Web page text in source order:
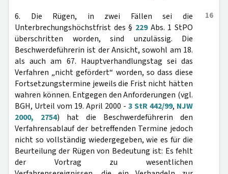
16
6. Die Rügen, in zwei Fällen sei die
Unterbrechungshöchstfrist des § 229Abs. 1 StPO
überschritten worden, sind unzulässig. Die
Beschwerdeführerin ist der Ansicht, sowohl am 18.
als auch am 67. Hauptverhandlungstag sei das
Verfahren „nicht gefördert“ worden, so dass diese
Fortsetzungstermine jeweils die Frist nicht hätten
wahren können. Entgegen den Anforderungen (vgl.
BGH, Urteil vom 19. April 2000 - 3 StR 442/99, NJW
2000, 2754) hat die Beschwerdeführerin den
Verfahrensablauf der betreffenden Termine jedoch
nicht so vollständig wiedergegeben, wie es für die
Beurteilung der Rügen von Bedeutung ist: Es fehlt
der Vortrag zu wesentlichen